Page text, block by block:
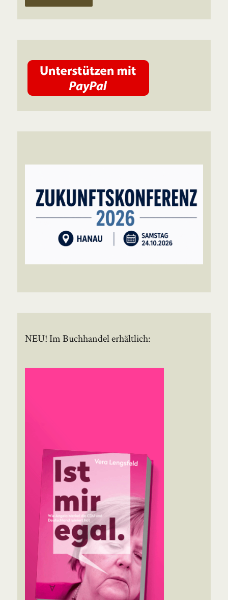
NEU! Im Buchhandel erhältlich: